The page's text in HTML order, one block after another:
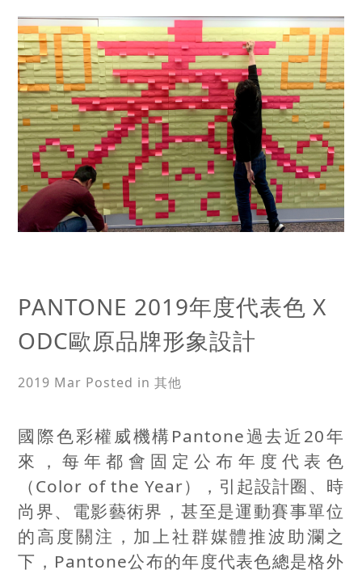
PANTONE 2019年度代表色 X
ODC歐原品牌形象設計
2019 Mar Posted in 其他
國際色彩權威機構Pantone過去近20年
來，每年都會固定公布年度代表色
（Color of the Year），引起設計圈、時
尚界、電影藝術界，甚至是運動賽事單位
的高度關注，加上社群媒體推波助瀾之
下，Pantone公布的年度代表色總是格外